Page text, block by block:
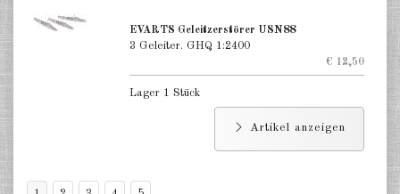
EVARTS Geleitzerstörer USN88
3 Geleiter. GHQ 1:2400
€ 12,50
Lager 1 Stück
Artikel anzeigen